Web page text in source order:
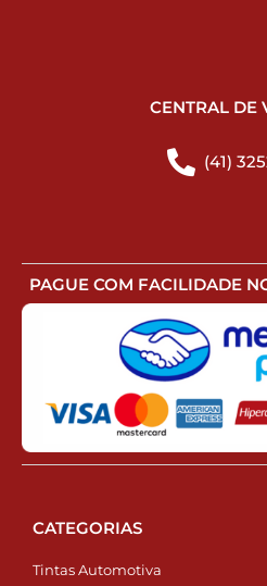
CENTRAL DE
(41)
PAGUE COM FACILIDADE
CATEGORIAS
Tintas Automotiva